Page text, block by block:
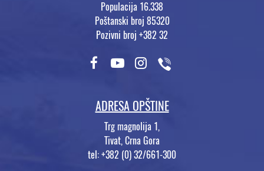
Populacija 16.338
Poštanski broj 85320
Pozivni broj +382 32
ADRESA OPŠTINE
Trg magnolija 1,
Tivat, Crna Gora
tel: +382 (0) 32/661-300